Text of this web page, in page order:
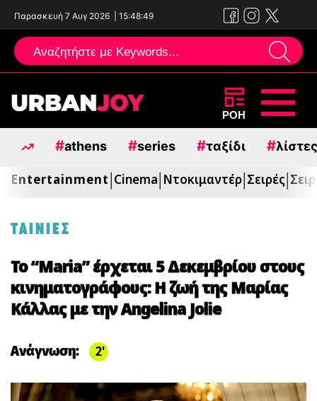
Παρασκευή 7 Αυγ 2026 15:48:50
Μεταπηδήστε
περιεχόμενο
ΡΟΗ
#athens #series #ταξίδι #λίστες
Entertainment Cinema Ντοκιμαντέρ Σειρές
ΤΑΙΝΙΕΣ
Το “Maria” έρχεται 5 Δεκεμβρίου στους
κινηματογράφους: Η ζωή της Μαρίας
Κάλλας με την Angelina Jolie
Ανάγνωση: 2